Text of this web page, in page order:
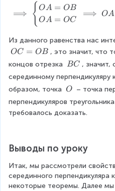
m
ie
s
\
b
e
gi
{
c
e
}
O
A
⟹ {OA = OB
OA = OC
⟹ OA
Из данного равенства нас
O
C
O
B
OC = OB , это значит, что
концов отрезка \
\
B
C
BC , значит,
серединному перпендикуляру
образом, точка \
\
O – точка
перпендикуляров треугольника
требовалось доказать.
Выводы по уроку
Итак, мы рассмотрели
серединного перпендикуляра
некоторые теоремы. Далее